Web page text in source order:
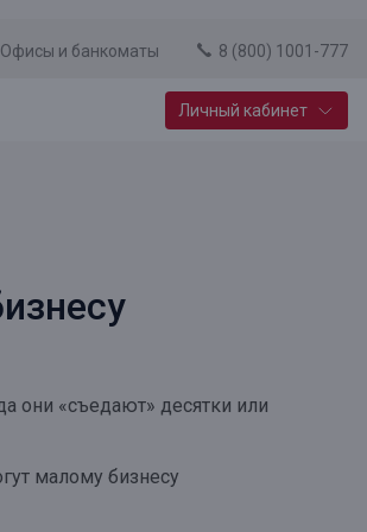
Офисы и банкоматы 8 (800) 1001-777
Личный кабинет
они «съедают» десятки или
малому бизнесу